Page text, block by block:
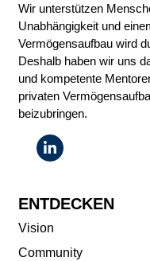
Wir unterstützen
Unabhängigkeit und
Vermögensaufbau wird
Deshalb haben wir uns
und kompetente
privaten
beizubringen.
ENTDECKEN
Vision
Community